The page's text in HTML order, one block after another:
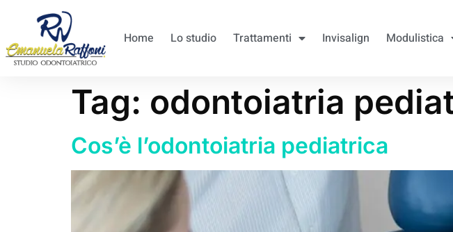
Home Lo studio Trattamenti Invisalign Modulistica
Tag: odontoiatria
Cos’è l’odontoiatria pediatrica